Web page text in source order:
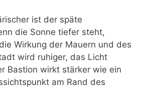
ist der späte
die Sonne tiefer steht,
Wirkung der Mauern und des
wird ruhiger, das Licht
Bastion wirkt stärker wie ein
am Rand des